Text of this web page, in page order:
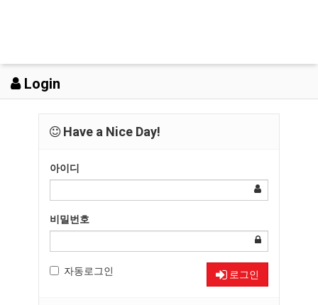
Login
Have a Nice Day!
아이디
비밀번호
자동로그인 로그인